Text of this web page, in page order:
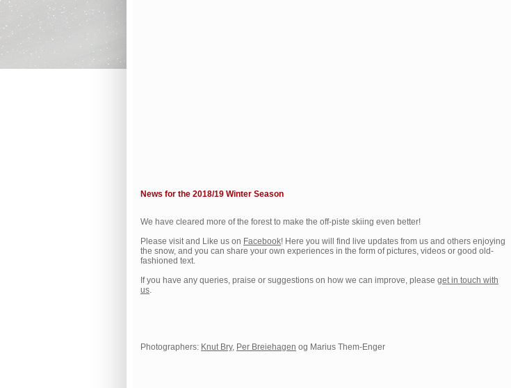
News for the 2018/19 Winter Season
We have cleared more of the forest to make the off-piste skiing even better!
Please visit and Like us on Facebook! Here you will find live updates from us and others enjoying
the snow, and you can share your own experiences in the form of pictures, videos or good old-
fashioned text.
If you have any queries, praise or suggestions on how we can improve, please get in touch with
us.
Photographers: Knut Bry, Per Breiehagen og Marius Them-Enger